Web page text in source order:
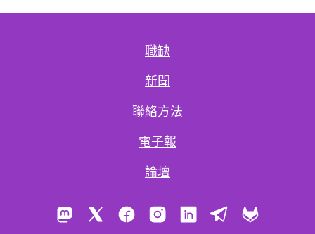
職缺
新聞
聯絡方法
電子報
論壇
Mastodon FacebookInstagramLinkedInTelegram